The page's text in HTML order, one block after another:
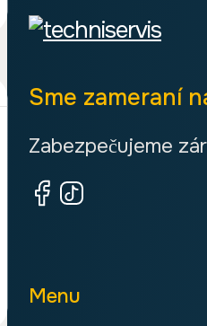
Sme zameraní
Zabezpečujeme
Menu